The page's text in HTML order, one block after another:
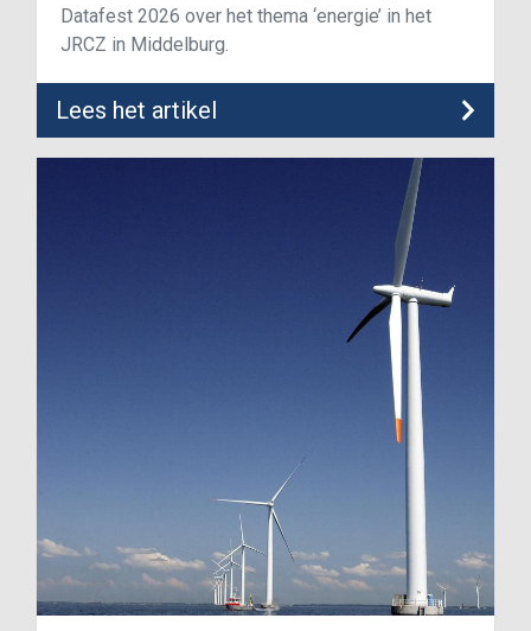
Datafest 2026 over het thema ‘energie’ in het
JRCZ in Middelburg.
Lees het artikel